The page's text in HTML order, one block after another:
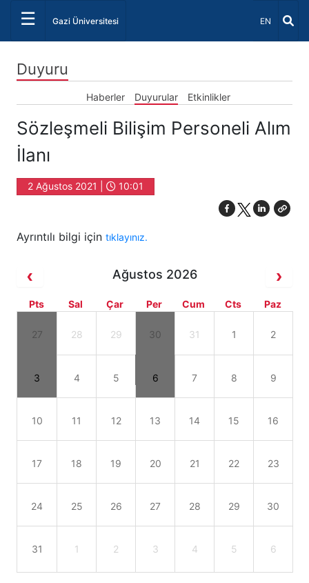
☰ Gazi Üniversitesi Dil Seçiniz
EN
Duyuru
Haberler Duyurular Etkinlikler
Sözleşmeli Bilişim Personeli Alım
İlanı
2 Ağustos 2021 | 10:01
Ayrıntılı bilgi için tıklayınız.
Ağustos 2026
Pts Sal Çar Per Cum Cts Paz
27 28 29 30 31 1 2
3 4 5 6 7 8 9
10 11 12 13 14 15 16
17 18 19 20 21 22 23
24 25 26 27 28 29 30
31 1 2 3 4 5 6